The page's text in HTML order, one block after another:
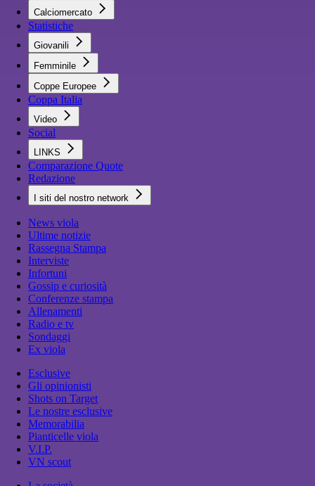
Calciomercato
Statistiche
Giovanili
Femminile
Coppe Europee
Coppa Italia
Video
Social
LINKS
Comparazione Quote
Redazione
I siti del nostro network
News viola
Ultime notizie
Rassegna Stampa
Interviste
Infortuni
Gossip e curiosità
Conferenze stampa
Allenamenti
Radio e tv
Sondaggi
Ex viola
Esclusive
Gli opinionisti
Shots on Target
Le nostre esclusive
Memorabilia
Pianticelle viola
V.I.P.
VN scout